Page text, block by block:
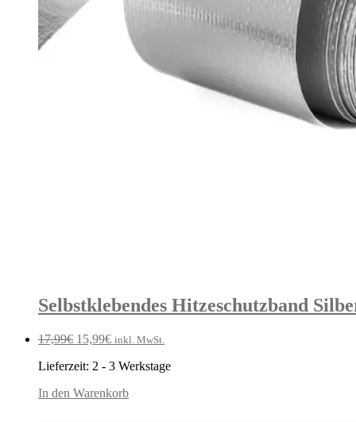
Selbstklebendes Hitzeschutzband
17,99€ Ursprünglicher
war:
15,99€Aktueller
ist:
inkl. MwSt.
Lieferzeit: 2 - 3 Werkstage
In den Warenkorb